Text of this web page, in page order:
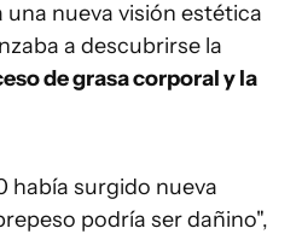
nueva visión estética
a descubrirse la
de grasa corporal y la
había surgido nueva
podría ser dañino",